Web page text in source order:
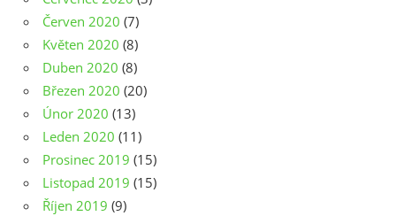
Červen 2020 (7)
Květen 2020 (8)
Duben 2020 (8)
Březen 2020 (20)
Únor 2020 (13)
Leden 2020 (11)
Prosinec 2019 (15)
Listopad 2019 (15)
Říjen 2019 (9)